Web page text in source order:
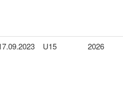
U15 2026